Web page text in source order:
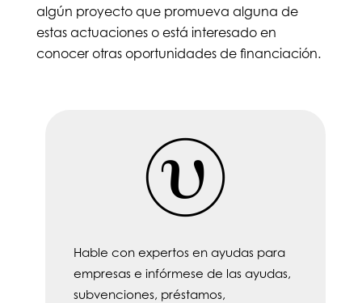
algún proyecto que promueva alguna de
estas actuaciones o está interesado en
conocer otras oportunidades de financiación.
Hable con expertos en ayudas para
empresas e infórmese de las ayudas,
subvenciones, préstamos,